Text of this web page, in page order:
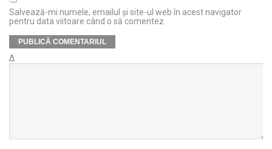
Salvează-mi numele, emailul și site-ul web în acest navigator
pentru data viitoare când o să comentez.
Δ